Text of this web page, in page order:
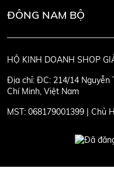
ĐÔNG NAM BỘ
HỘ KINH DOANH SHOP
Địa chỉ: ĐC: 214/14 Nguyễn
Chí Minh, Việt Nam
MST: 068179001399 | Chủ